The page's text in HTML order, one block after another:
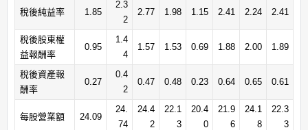
稅後純益率 1.85
2.3
2
2.77 1.98 1.15 2.41 2.24 2.41
稅後股東權
益報酬率
0.95
1.4
4
1.57 1.53 0.69 1.88 2.00 1.89
稅後資產報
酬率
0.27
0.4
2
0.47 0.48 0.23 0.64 0.65 0.61
每股營業額 24.09
24.
74
24.4
2
22.1
3
20.4
0
21.9
6
24.1
8
22.3
3